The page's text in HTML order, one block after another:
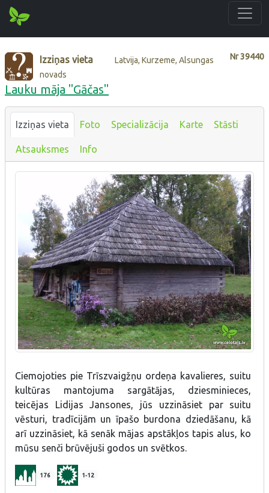
Nr39440
Izziņas vieta
Latvija, Kurzeme, Alsungas
novads
Lauku māja "Gāčas"
Izziņas vieta Foto Specializācija Karte Stāsti
Atsauksmes Info
Ciemojoties pie Trīszvaigžņu ordeņa kavalieres, suitu
kultūras mantojuma sargātājas, dziesminieces,
teicējas Lidijas Jansones, jūs uzzināsiet par suitu
vēsturi, tradīcijām un īpašo burdona dziedāšanu, kā
arī uzzināsiet, kā senāk mājas apstākļos tapis alus, ko
mūsu senči brūvējuši godos un svētkos.
176 1-12